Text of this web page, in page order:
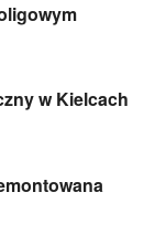
w Kielcach